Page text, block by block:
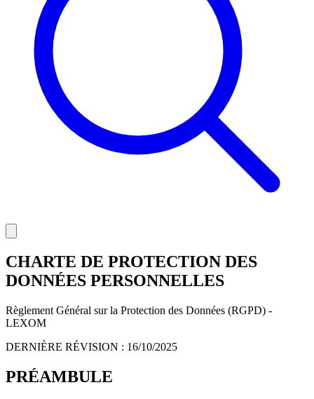
CHARTE DE PROTECTION DES
DONNÉES PERSONNELLES
Règlement Général sur la Protection des Données (RGPD) -
LEXOM
DERNIÈRE RÉVISION : 16/10/2025
PRÉAMBULE